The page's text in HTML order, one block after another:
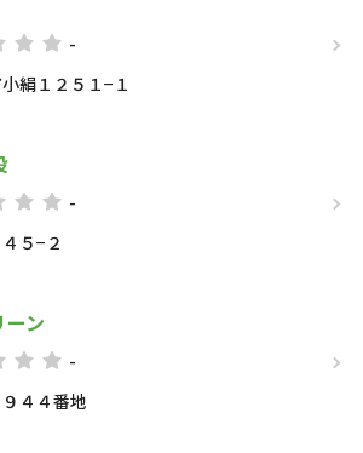
-
絹１２５１−１
-
５−２
ーン
-
４４番地